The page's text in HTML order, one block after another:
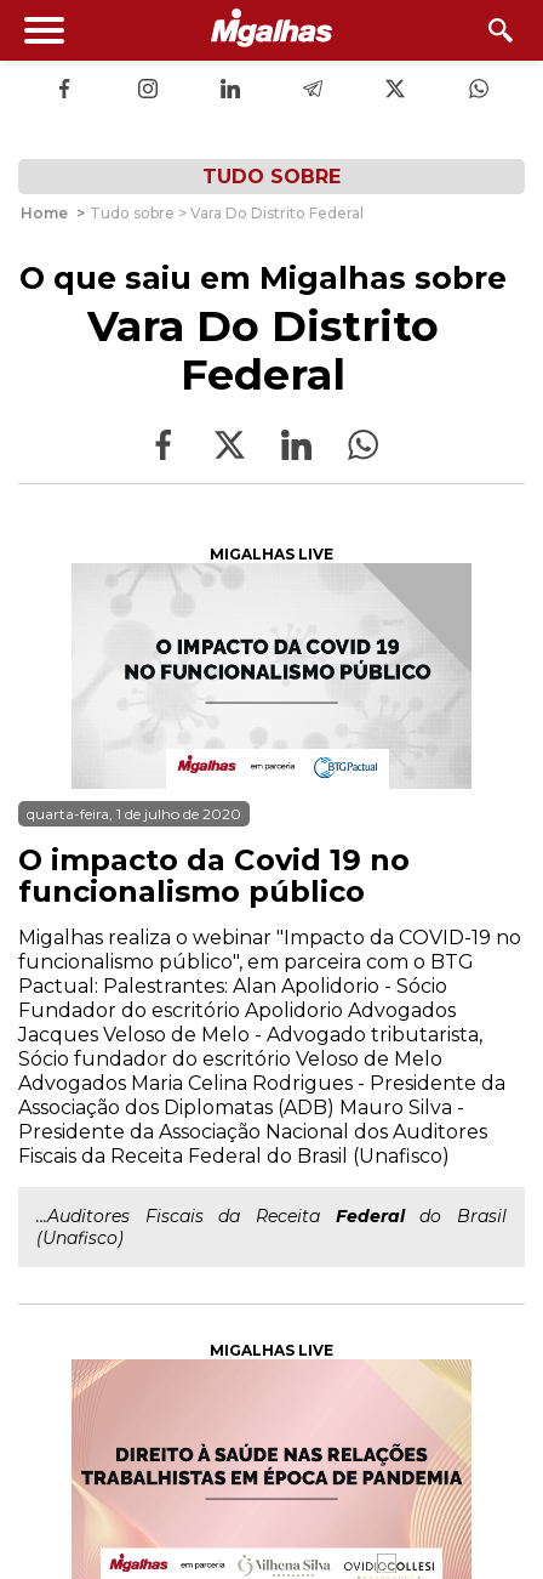
TUDO SOBRE
Home > Tudo sobre > Vara Do Distrito Federal
O que saiu em Migalhas sobre
Vara Do Distrito
Federal
MIGALHAS LIVE
quarta-feira, 1 de julho de 2020
O impacto da Covid 19 no
funcionalismo público
Migalhas realiza o webinar "Impacto da COVID-19 no
funcionalismo público", em parceira com o BTG
Pactual: Palestrantes: Alan Apolidorio - Sócio
Fundador do escritório Apolidorio Advogados
Jacques Veloso de Melo - Advogado tributarista,
Sócio fundador do escritório Veloso de Melo
Advogados Maria Celina Rodrigues - Presidente da
Associação dos Diplomatas (ADB) Mauro Silva -
Presidente da Associação Nacional dos Auditores
Fiscais da Receita Federal do Brasil (Unafisco)
...Auditores Fiscais da Receita Federaldo Brasil
(Unafisco)
MIGALHAS LIVE